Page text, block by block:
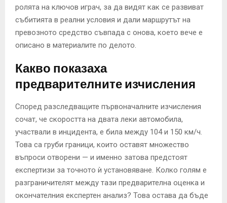
ролята на ключов играч, за да видят как се развиват
събитията в реални условия и дали маршрутът на
превозното средство съвпада с онова, което вече е
описано в материалите по делото.
Какво показаха
предварителните изчисления
Според разследващите първоначалните изчисления
сочат, че скоростта на двата леки автомобила,
участвали в инцидента, е била между 104 и 150 км/ч.
Това са груби граници, които оставят множество
въпроси отворени — и именно затова предстоят
експертизи за точното ѝ установяване. Колко голям е
разграничителят между тази предварителна оценка и
окончателния експертен анализ? Това остава да бъде